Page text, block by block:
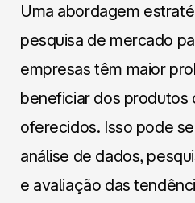
Uma abordagem
pesquisa de mercado
empresas têm maior
beneficiar dos produtos
oferecidos. Isso pode
análise de dados,
e avaliação das